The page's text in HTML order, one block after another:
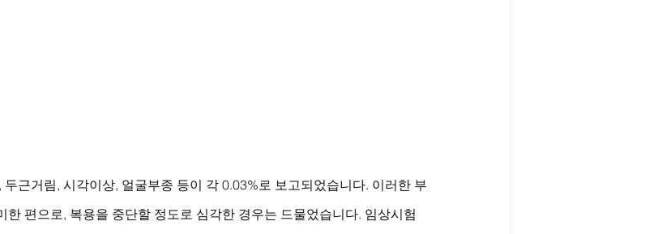
근거림, 시각이상, 얼굴부종 등이 각 0.03%로 보고되었습니다. 이러한 부
한 편으로, 복용을 중단할 정도로 심각한 경우는 드물었습니다. 임상시험